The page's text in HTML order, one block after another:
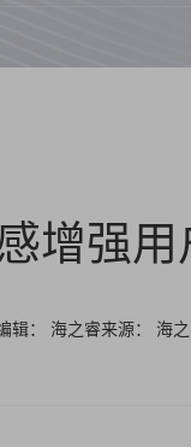
增强
辑： 海之睿来源： 海